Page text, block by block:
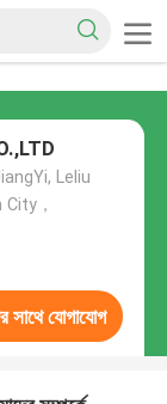
Leliu
，
সাথে যোগাযোগ